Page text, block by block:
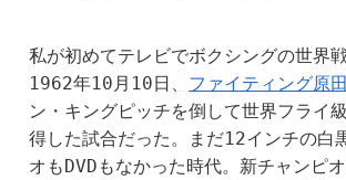
私が初めてテレビでボクシングの世界
1962年10月10日、 ファイティング原田
ン・キングピッチを倒して世界フライ
得した試合だった。まだ12インチの白
オもDVDもなかった時代。新チャンピ